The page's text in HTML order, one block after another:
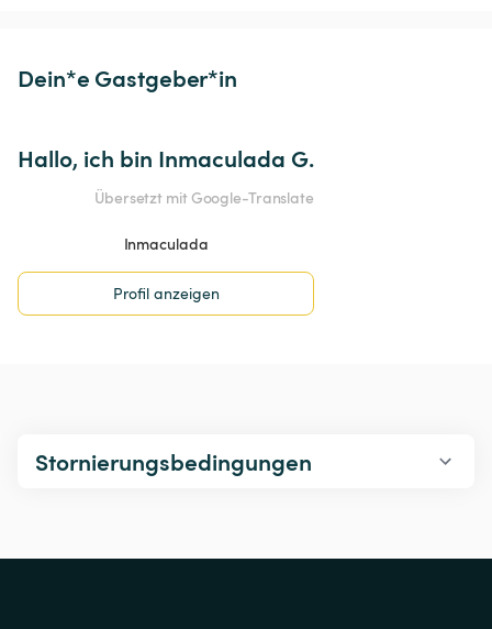
Dein*e Gastgeber*in
Hallo, ich bin Inmaculada G.
Übersetzt mit Google-Translate
Inmaculada
Profil anzeigen
Stornierungsbedingungen